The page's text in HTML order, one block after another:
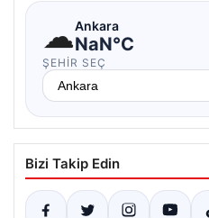
☁Ankara
NaN°C
ŞEHIR SEÇ
Bizi Takip Edin